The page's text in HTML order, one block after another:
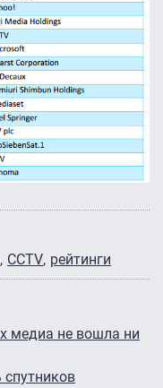
CCTV рейтинги
медиа не вошла ни
спутников